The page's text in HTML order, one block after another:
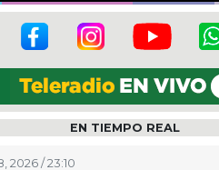
EN TIEMPO REAL
2026 / 23:10